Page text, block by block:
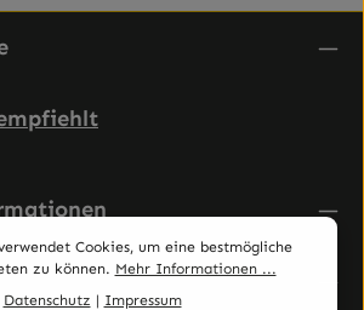
Cookies, um eine bestmögliche
zu können. Mehr Informationen ...
Datenschutz | Impressum